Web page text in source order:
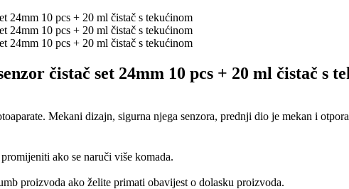
čistač set 24mm 10 pcs + 20 ml čistač s
Mekani dizajn, sigurna njega senzora, prednji dio je mekan i
ako se naruči više komada.
proizvoda ako želite primati obavijest o dolasku proizvoda.